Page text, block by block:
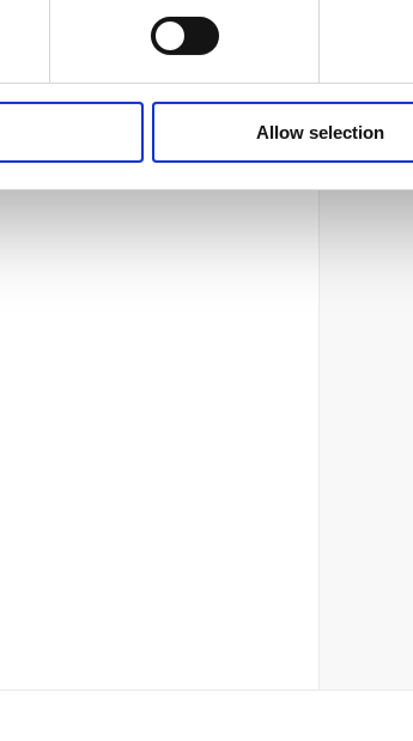
Allow selection